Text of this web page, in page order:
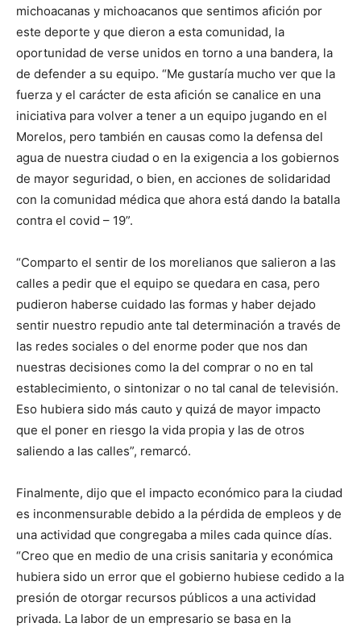
michoacanas y michoacanos que sentimos afición por
este deporte y que dieron a esta comunidad, la
oportunidad de verse unidos en torno a una bandera, la
de defender a su equipo. “Me gustaría mucho ver que la
fuerza y el carácter de esta afición se canalice en una
iniciativa para volver a tener a un equipo jugando en el
Morelos, pero también en causas como la defensa del
agua de nuestra ciudad o en la exigencia a los gobiernos
de mayor seguridad, o bien, en acciones de solidaridad
con la comunidad médica que ahora está dando la batalla
contra el covid – 19”.
“Comparto el sentir de los morelianos que salieron a las
calles a pedir que el equipo se quedara en casa, pero
pudieron haberse cuidado las formas y haber dejado
sentir nuestro repudio ante tal determinación a través de
las redes sociales o del enorme poder que nos dan
nuestras decisiones como la del comprar o no en tal
establecimiento, o sintonizar o no tal canal de televisión.
Eso hubiera sido más cauto y quizá de mayor impacto
que el poner en riesgo la vida propia y las de otros
saliendo a las calles”, remarcó.
Finalmente, dijo que el impacto económico para la ciudad
es inconmensurable debido a la pérdida de empleos y de
una actividad que congregaba a miles cada quince días.
“Creo que en medio de una crisis sanitaria y económica
hubiera sido un error que el gobierno hubiese cedido a la
presión de otorgar recursos públicos a una actividad
privada. La labor de un empresario se basa en la